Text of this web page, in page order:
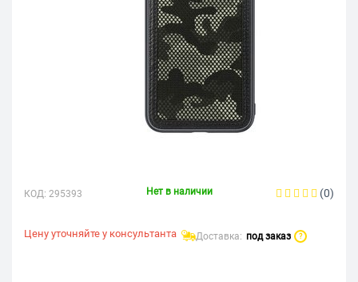
КОД: 295393 Нет в наличии (0)
Цену уточняйте у консультанта Доставка: под заказ ?